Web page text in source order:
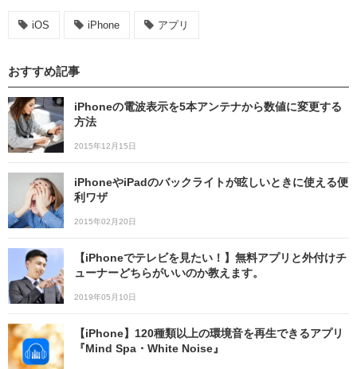
iOS iPhone アプリ
おすすめ記事
iPhoneの電波表示を5本アンテナから数値に変更する
方法
2015年12月15日
iPhoneやiPadのバックライトが眩しいときに使える便
利ワザ
2015年02月20日
【iPhoneでテレビを見たい！】無料アプリと外付けチ
ューナーどちらがいいのか教えます。
2019年05月10日
【iPhone】120種類以上の環境音を再生できるアプリ
『Mind Spa・White Noise』